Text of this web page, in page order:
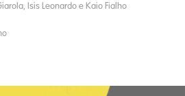
Isis Leonardo e Kaio Fialho